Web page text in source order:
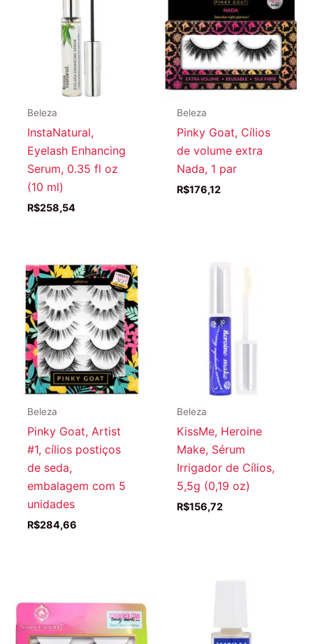
Beleza
InstaNatural,
Eyelash Enhancing
Serum, 0.35 fl oz
(10 ml)
R$258,54
Beleza
Pinky Goat, Cílios
de volume extra
Nada, 1 par
R$176,12
Beleza
Pinky Goat, Artist
#1, cílios postiços
de seda,
embalagem com 5
unidades
R$284,66
Beleza
KissMe, Heroine
Make, Sérum
Irrigador de Cílios,
5,5g (0,19 oz)
R$156,72